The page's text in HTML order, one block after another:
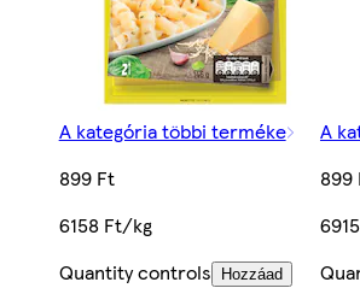
A kategória többi terméke
899 Ft
6158 Ft/kg
Quantity controls
Hozzáad
A
899